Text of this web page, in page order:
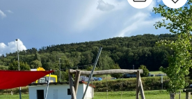
Eintragen
App